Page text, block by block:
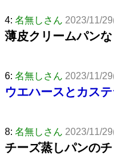
4: 名無しさん 2023/11/
薄皮クリームパンな
6: 名無しさん 2023/11/
ウエハースとカス
8: 名無しさん 2023/11/
チーズ蒸しパンの